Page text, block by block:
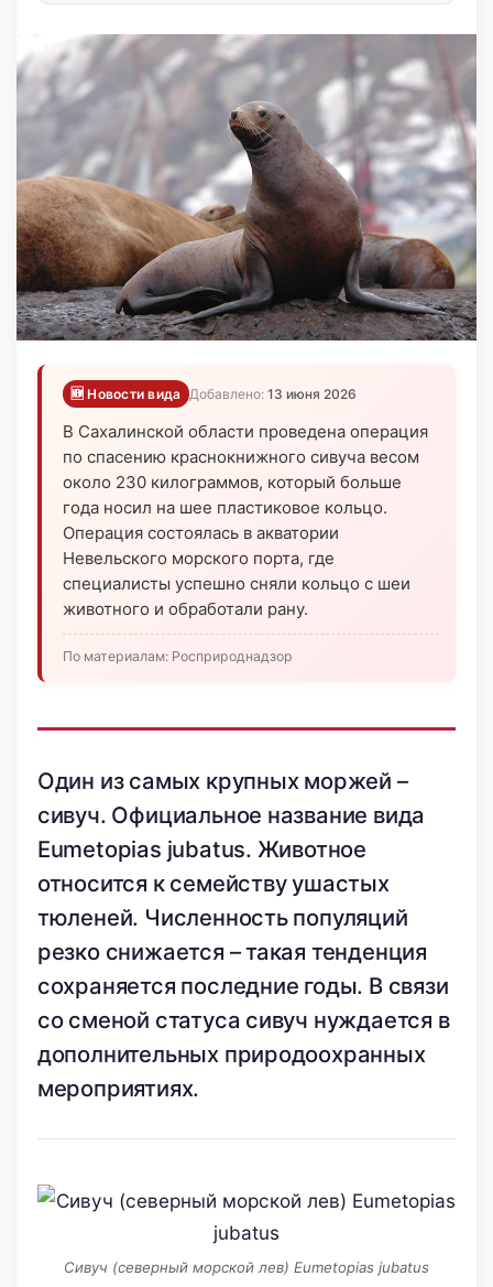
🆕 Новости вида Добавлено: 13 июня 2026
В Сахалинской области проведена операция
по спасению краснокнижного сивуча весом
около 230 килограммов, который больше
года носил на шее пластиковое кольцо.
Операция состоялась в акватории
Невельского морского порта, где
специалисты успешно сняли кольцо с шеи
животного и обработали рану.
По материалам: Росприроднадзор
Один из самых крупных моржей –
сивуч. Официальное название вида
Eumetopias jubatus. Животное
относится к семейству ушастых
тюленей. Численность популяций
резко снижается – такая тенденция
сохраняется последние годы. В связи
со сменой статуса сивуч нуждается в
дополнительных природоохранных
мероприятиях.
Сивуч (северный морской лев) Eumetopias jubatus